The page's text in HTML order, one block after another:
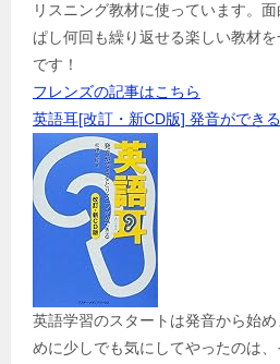
リスニング教材に使っています。
ぱし何回も繰り返せる楽しい教材
です！
フレンズの記事はこちら
英語耳[改訂・新CD版] 発音ができ
英語学習のスタートは発音から始
めに少しでも気にしてやったのは